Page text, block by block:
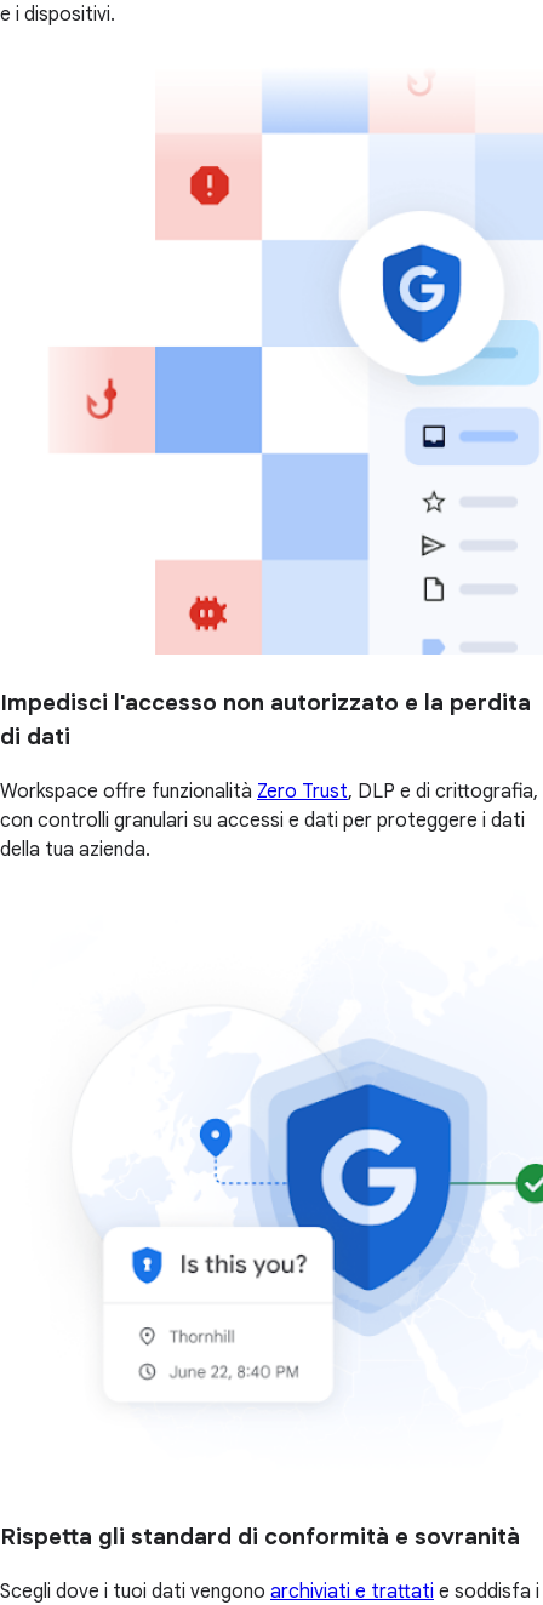
e i dispositivi.
Impedisci l'accesso non autorizzato e la perdita
di dati
Workspace offre funzionalità Zero Trust, DLP e di crittografia,
con controlli granulari su accessi e dati per proteggere i dati
della tua azienda.
Rispetta gli standard di conformità e sovranità
Scegli dove i tuoi dati vengono archiviati e trattati e soddisfa i